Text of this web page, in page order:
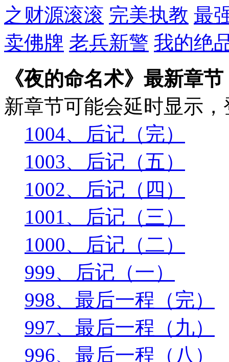
之财源滚滚 完美执教 最
卖佛牌 老兵新警 我的绝
《夜的命名术》最新章节
新章节可能会延时显示
1004、后记（完）
1003、后记（五）
1002、后记（四）
1001、后记（三）
1000、后记（二）
999、后记（一）
998、最后一程（完）
997、最后一程（九）
996、最后一程（八）